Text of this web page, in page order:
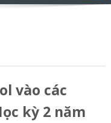
vào các
kỳ 2 năm